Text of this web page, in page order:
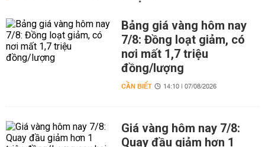
Bảng giá vàng hôm nay
7/8: Đồng loạt giảm, có
nơi mất 1,7 triệu
đồng/lượng
CẦN BIẾT 14:10 | 07/08/2026
Giá vàng hôm nay 7/8:
Quay đầu giảm hơn 1